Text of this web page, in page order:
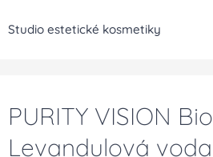
Studio estetické kosmetiky
PURITY VISION Bio
Levandulová voda